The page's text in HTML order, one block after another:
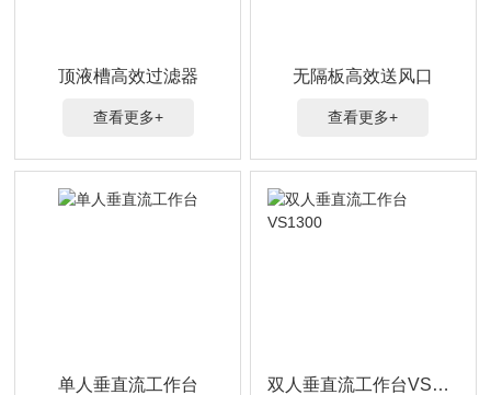
顶液槽高效过滤器
查看更多+
无隔板高效送风口
查看更多+
单人垂直流工作台 双人垂直流工作台VS1300